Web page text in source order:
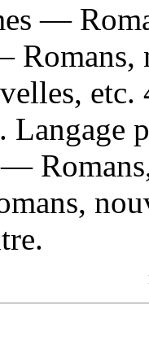
—
Romans,
etc.
Langage